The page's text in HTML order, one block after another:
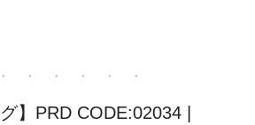
】PRD CODE:02034 |